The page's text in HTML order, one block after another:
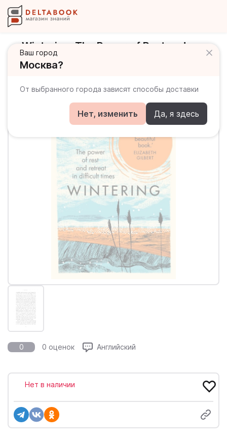
Ваш город
Москва?
От выбранного города зависят способы доставки
Нет, изменить Да, я здесь
Wintering. The Power of Rest and
Retreat in Difficult Times
0 0 оценок Английский
Нет в наличии